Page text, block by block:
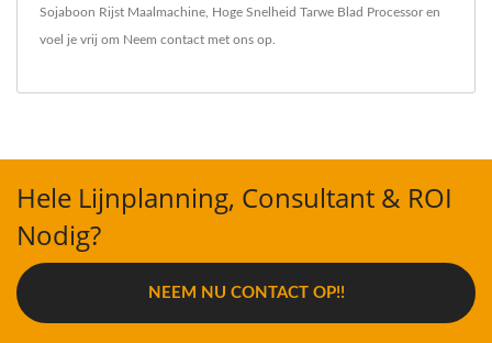
Sojaboon Rijst Maalmachine Hoge Snelheid Tarwe Blad Processoren
voel je vrij om Neem contact met ons op
Hele Lijnplanning, Consultant & ROI
Nodig?
NEEM NU CONTACT OP!!